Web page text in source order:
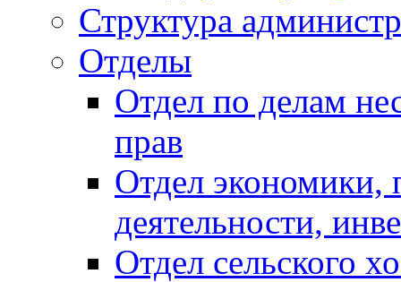
Структура
Отделы
Отдел по делам
прав
Отдел экономики,
деятельности,
Отдел сельского